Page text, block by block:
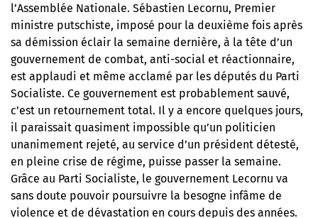
l’Assemblée Nationale. Sébastien Lecornu, Premier
ministre putschiste, imposé pour la deuxième fois après
sa démission éclair la semaine dernière, à la tête d’un
gouvernement de combat, anti-social et réactionnaire,
est applaudi et même acclamé par les députés du Parti
Socialiste. Ce gouvernement est probablement sauvé,
c’est un retournement total. Il y a encore quelques jours,
il paraissait quasiment impossible qu’un politicien
unanimement rejeté, au service d’un président détesté,
en pleine crise de régime, puisse passer la semaine.
Grâce au Parti Socialiste, le gouvernement Lecornu va
sans doute pouvoir poursuivre la besogne infâme de
violence et de dévastation en cours depuis des années.